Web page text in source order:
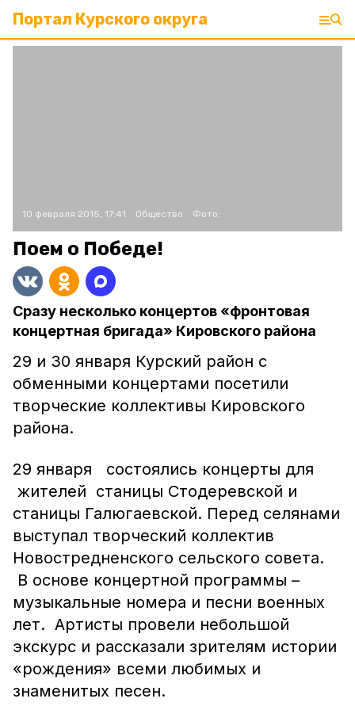
Портал Курского округа
10 февраля 2015, 17:41 Общество Фото:
Поем о Победе!
Сразу несколько концертов «фронтовая
концертная бригада» Кировского района
29 и 30 января Курский район с
обменными концертами посетили
творческие коллективы Кировского
района.
29 января состоялись концерты для
жителей станицы Стодеревской и
станицы Галюгаевской. Перед селянами
выступал творческий коллектив
Новостредненского сельского совета.
В основе концертной программы –
музыкальные номера и песни военных
лет. Артисты провели небольшой
экскурс и рассказали зрителям истории
«рождения» всеми любимых и
знаменитых песен.